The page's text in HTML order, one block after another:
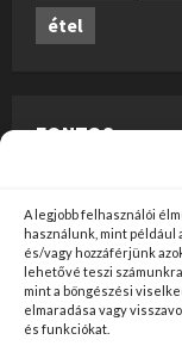
A legjobb felhasználói
használunk, mint például
és/vagy hozzáférjünk
lehetővé teszi
mint a böngészési
elmaradása vagy
és funkciókat.
étel
FONTOS
szerkesztői
szúrópróba-
véleményét nem
valamely